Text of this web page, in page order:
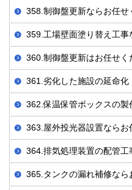
358.制御盤更新ならお任せ
359.工場壁面塗り替え工事
360.制御盤更新はお任せく
361.劣化した施設の延命化
362.保温保管ボックスの製
363.屋外投光器設置ならお
364.排気処理装置の配管工
365.タンクの漏れ補修なら